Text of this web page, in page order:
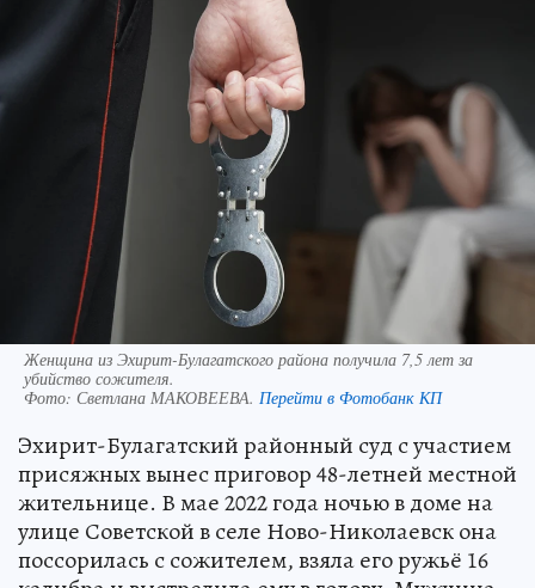
Женщина из Эхирит-Булагатского района получила 7,5 лет за
убийство сожителя.
Фото: Светлана МАКОВЕЕВА. Перейти в Фотобанк КП
Эхирит-Булагатский районный суд с участием
присяжных вынес приговор 48-летней местной
жительнице. В мае 2022 года ночью в доме на
улице Советской в селе Ново-Николаевск она
поссорилась с сожителем, взяла его ружьё 16